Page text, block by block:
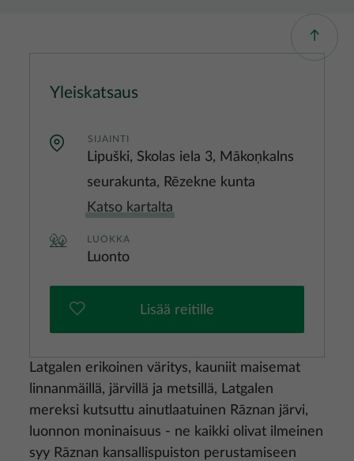
Latgalen erikoinen väritys, kauniit maisemat
linnanmäillä, järvillä ja metsillä, Latgalen
mereksi kutsuttu ainutlaatuinen Rāznan järvi,
luonnon moninaisuus - ne kaikki olivat ilmeinen
syy Rāznan kansallispuiston perustamiseen
Yleiskatsaus
SIJAINTI
Lipuški, Skolas iela 3, Mākoņkalns
seurakunta, Rēzekne kunta
Katso kartalta
LUOKKA
Luonto
Lisää reitille